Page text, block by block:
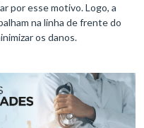
por esse motivo. Logo, a
na linha de frente do
os danos.